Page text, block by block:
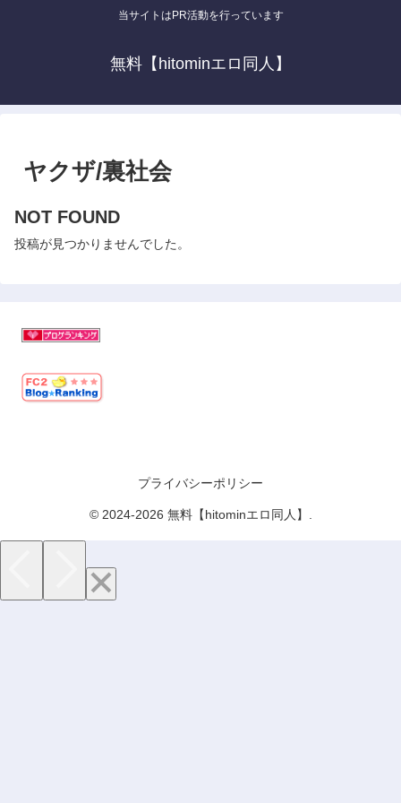
当サイトはPR活動を行っています
無料【hitominエロ同人】
ヤクザ/裏社会
NOT FOUND
投稿が見つかりませんでした。
プライバシーポリシー
© 2024-2026 無料【hitominエロ同人】.